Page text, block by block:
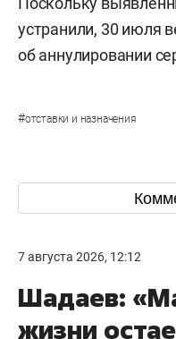
устранили, 30 июля
об аннулировании
#отставки и назначения
7 августа 2026, 12:12
Шадаев:
жизни